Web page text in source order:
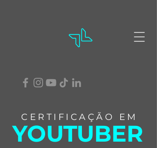
YOUTUBER
CERTIFICAÇÃO EM